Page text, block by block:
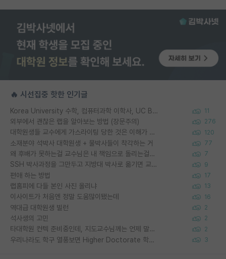
🔥 시선집중 핫한 인기글
Korea University 수학, 컴퓨터과학 이학사, UC Berkeley 산업공학 대학원 공학박사가 되는 것은 쉽지 않겠죠? 11
외부에서 괜찮은 랩을 알아보는 방법 (장문주의) 276
대학원생들 교수에게 가스라이팅 당한 것은 이해가 갑니다. 안타깝네요. 120
소재분야 석박사 대학원생 + 물박사들이 착각하는 거 77
왜 후배가 못하는걸 교수님은 내 책임으로 돌리는걸까요? 7
SSH 박사과정을 그만두고 지방대 박사로 옮기면 교수의 꿈은 끝일까요? 9
편애 하는 방법 17
랩홈피에 다들 본인 사진 올리냐 13
이사이트가 처음엔 정말 도움많이됐는데 16
역대급 대학원생 빌런 2
석사생의 고민 2
타대학원 컨텍 준비중인데, 지도교수님께는 언제 말씀드려야 할까요? 2
우리나라도 학구 열풍보면 Higher Doctorate 학위가 필요하다고 봅니다. 3